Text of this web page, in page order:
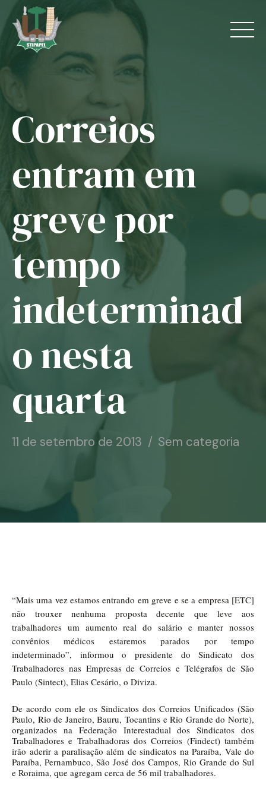
to
content
Home
Jurídico
Convênios
Notícias
Associe-se
Correios
entram em
greve por
tempo
indeterminad
o nesta
quarta
11 de setembro de 2013 Sem categoria
“Mais uma vez estamos entrando em greve e se a empresa [ETC]
não trouxer nenhuma proposta decente que leve aos
trabalhadores um aumento real do salário e manter nossos
convênios médicos estaremos parados por tempo
indeterminado”, informou o presidente do Sindicato dos
Trabalhadores nas Empresas de Correios e Telégrafos de São
Paulo (Sintect), Elias Cesário, o Diviza.
De acordo com ele os Sindicatos dos Correios Unificados (São
Paulo, Rio de Janeiro, Bauru, Tocantins e Rio Grande do Norte),
organizados na Federação Interestadual dos Sindicatos dos
Trabalhadores e Trabalhadoras dos Correios (Findect) também
irão aderir a paralisação além de sindicatos na Paraíba, Vale do
Paraíba, Pernambuco, São José dos Campos, Rio Grande do Sul
e Roraima, que agregam cerca de 56 mil trabalhadores.